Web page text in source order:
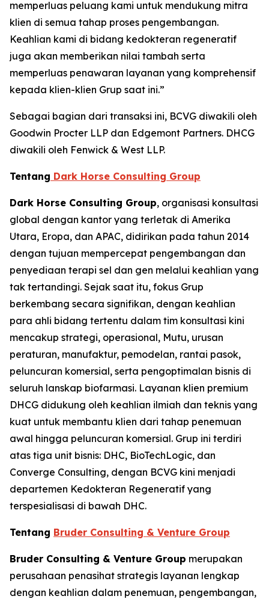
memperluas peluang kami untuk mendukung mitra
klien di semua tahap proses pengembangan.
Keahlian kami di bidang kedokteran regeneratif
juga akan memberikan nilai tambah serta
memperluas penawaran layanan yang komprehensif
kepada klien-klien Grup saat ini.”
Sebagai bagian dari transaksi ini, BCVG diwakili oleh
Goodwin Procter LLP dan Edgemont Partners. DHCG
diwakili oleh Fenwick & West LLP.
Tentang Dark Horse Consulting Group
Dark Horse Consulting Group, organisasi konsultasi
global dengan kantor yang terletak di Amerika
Utara, Eropa, dan APAC, didirikan pada tahun 2014
dengan tujuan mempercepat pengembangan dan
penyediaan terapi sel dan gen melalui keahlian yang
tak tertandingi. Sejak saat itu, fokus Grup
berkembang secara signifikan, dengan keahlian
para ahli bidang tertentu dalam tim konsultasi kini
mencakup strategi, operasional, Mutu, urusan
peraturan, manufaktur, pemodelan, rantai pasok,
peluncuran komersial, serta pengoptimalan bisnis di
seluruh lanskap biofarmasi. Layanan klien premium
DHCG didukung oleh keahlian ilmiah dan teknis yang
kuat untuk membantu klien dari tahap penemuan
awal hingga peluncuran komersial. Grup ini terdiri
atas tiga unit bisnis: DHC, BioTechLogic, dan
Converge Consulting, dengan BCVG kini menjadi
departemen Kedokteran Regeneratif yang
terspesialisasi di bawah DHC.
Tentang Bruder Consulting & Venture Group
Bruder Consulting & Venture Group merupakan
perusahaan penasihat strategis layanan lengkap
dengan keahlian dalam penemuan, pengembangan,